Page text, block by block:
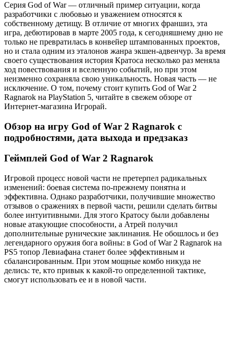
Серия God of War — отличный пример ситуации, когда
разработчики с любовью и уважением относятся к
собственному детищу. В отличие от многих франшиз, эта
игра, дебютировав в марте 2005 года, к сегодняшнему дню не
только не превратилась в конвейер штампованных проектов,
но и стала одним из эталонов жанра экшен-адвенчур. За время
своего существования история Кратоса несколько раз меняла
ход повествования и вселенную событий, но при этом
неизменно сохраняла свою уникальность. Новая часть — не
исключение. О том, почему стоит купить God of War 2
Ragnarok на PlayStation 5, читайте в свежем обзоре от
Интернет-магазина Игрорай.
Обзор на игру God of War 2 Ragnarok с
подробностями, дата выхода и предзаказ
Геймплей God of War 2 Ragnarok
Игровой процесс новой части не претерпел радикальных
изменений: боевая система по-прежнему понятна и
эффективна. Однако разработчики, получившие множество
отзывов о сражениях в первой части, решили сделать битвы
более интуитивными. Для этого Кратосу были добавлены
новые атакующие способности, а Атрей получил
дополнительные рунические заклинания. Не обошлось и без
легендарного оружия бога войны: в God of War 2 Ragnarok на
PS5 топор Левиафана станет более эффективным и
сбалансированным. При этом мощные комбо никуда не
делись: те, кто привык к какой-то определенной тактике,
смогут использовать ее и в новой части.